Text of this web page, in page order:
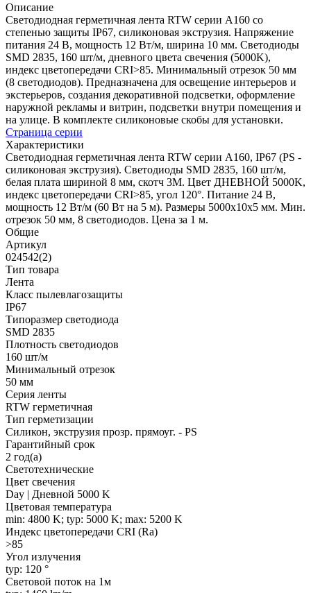
Описание
Светодиодная герметичная лента RTW серии A160 со
степенью защиты IP67, силиконовая экструзия. Напряжение
питания 24 В, мощность 12 Вт/м, ширина 10 мм. Светодиоды
SMD 2835, 160 шт/м, дневного цвета свечения (5000K),
индекс цветопередачи CRI>85. Минимальный отрезок 50 мм
(8 светодиодов). Предназначена для освещение интерьеров и
экстерьеров, создания декоративной подсветки, оформление
наружной рекламы и витрин, подсветки внутри помещения и
на улице. В комплекте силиконовые скобы для установки.
Страница серии
Характеристики
Светодиодная герметичная лента RTW серии A160, IP67 (PS -
силиконовая экструзия). Светодиоды SMD 2835, 160 шт/м,
белая плата шириной 8 мм, скотч 3M. Цвет ДНЕВНОЙ 5000K,
индекс цветопередачи CRI>85, угол 120°. Питание 24 В,
мощность 12 Вт/м (60 Вт на 5 м). Размеры 5000x10x5 мм. Мин.
отрезок 50 мм, 8 светодиодов. Цена за 1 м.
Общие
Артикул
024542(2)
Тип товара
Лента
Класс пылевлагозащиты
IP67
Типоразмер светодиода
SMD 2835
Плотность светодиодов
160 шт/м
Минимальный отрезок
50 мм
Серия ленты
RTW герметичная
Тип герметизации
Силикон, экструзия прозр. прямоуг. - PS
Гарантийный срок
2 год(а)
Светотехнические
Цвет свечения
Day | Дневной 5000 K
Цветовая температура
min: 4800 K; typ: 5000 K; max: 5200 K
Индекс цветопередачи CRI (Ra)
>85
Угол излучения
typ: 120 °
Световой поток на 1м